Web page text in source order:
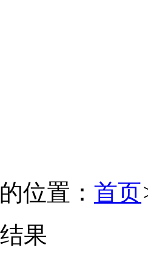
位置： 首页
果